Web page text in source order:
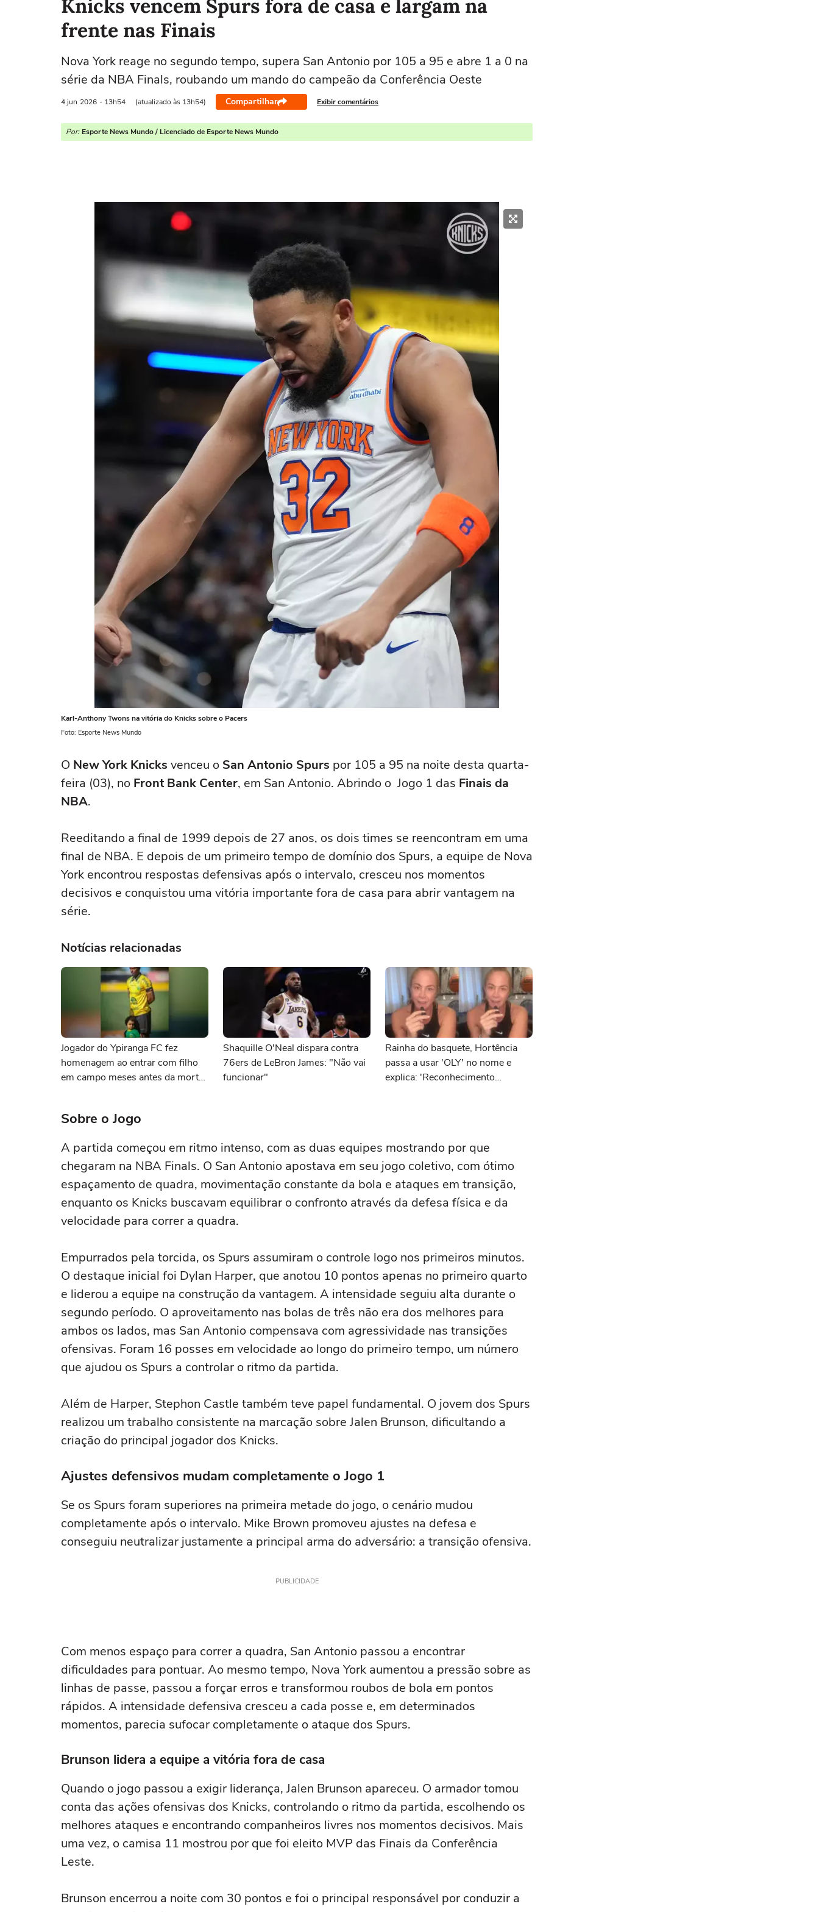
Knicks vencem Spurs fora de casa e largam na
frente nas Finais
Nova York reage no segundo tempo, supera San Antonio por 105 a 95 e abre 1 a 0 na
série da NBA Finals, roubando um mando do campeão da Conferência Oeste
4 jun 2026 - 13h54 (atualizado às 13h54) Compartilhar Exibir comentários
Por: Esporte News Mundo / Licenciado de Esporte News Mundo
Karl-Anthony Twons na vitória do Knicks sobre o Pacers
Foto: Esporte News Mundo
O New York Knicks venceu o San Antonio Spurs por 105 a 95 na noite desta quarta-
feira (03), no Front Bank Center, em San Antonio. Abrindo o Jogo 1 das Finais da
NBA.
Reeditando a final de 1999 depois de 27 anos, os dois times se reencontram em uma
final de NBA. E depois de um primeiro tempo de domínio dos Spurs, a equipe de Nova
York encontrou respostas defensivas após o intervalo, cresceu nos momentos
decisivos e conquistou uma vitória importante fora de casa para abrir vantagem na
série.
Notícias relacionadas
Jogador do Ypiranga FC fez
homenagem ao entrar com filho
em campo meses antes da morte
Shaquille O'Neal dispara contra
76ers de LeBron James: "Não vai
funcionar"
Rainha do basquete, Hortência
passa a usar 'OLY' no nome e
explica: 'Reconhecimento
Sobre o Jogo
A partida começou em ritmo intenso, com as duas equipes mostrando por que
chegaram na NBA Finals. O San Antonio apostava em seu jogo coletivo, com ótimo
espaçamento de quadra, movimentação constante da bola e ataques em transição,
enquanto os Knicks buscavam equilibrar o confronto através da defesa física e da
velocidade para correr a quadra.
Empurrados pela torcida, os Spurs assumiram o controle logo nos primeiros minutos.
O destaque inicial foi Dylan Harper, que anotou 10 pontos apenas no primeiro quarto
e liderou a equipe na construção da vantagem. A intensidade seguiu alta durante o
segundo período. O aproveitamento nas bolas de três não era dos melhores para
ambos os lados, mas San Antonio compensava com agressividade nas transições
ofensivas. Foram 16 posses em velocidade ao longo do primeiro tempo, um número
que ajudou os Spurs a controlar o ritmo da partida.
Além de Harper, Stephon Castle também teve papel fundamental. O jovem dos Spurs
realizou um trabalho consistente na marcação sobre Jalen Brunson, dificultando a
criação do principal jogador dos Knicks.
Ajustes defensivos mudam completamente o Jogo 1
Se os Spurs foram superiores na primeira metade do jogo, o cenário mudou
completamente após o intervalo. Mike Brown promoveu ajustes na defesa e
conseguiu neutralizar justamente a principal arma do adversário: a transição ofensiva.
PUBLICIDADE
Com menos espaço para correr a quadra, San Antonio passou a encontrar
dificuldades para pontuar. Ao mesmo tempo, Nova York aumentou a pressão sobre as
linhas de passe, passou a forçar erros e transformou roubos de bola em pontos
rápidos. A intensidade defensiva cresceu a cada posse e, em determinados
momentos, parecia sufocar completamente o ataque dos Spurs.
Brunson lidera a equipe a vitória fora de casa
Quando o jogo passou a exigir liderança, Jalen Brunson apareceu. O armador tomou
conta das ações ofensivas dos Knicks, controlando o ritmo da partida, escolhendo os
melhores ataques e encontrando companheiros livres nos momentos decisivos. Mais
uma vez, o camisa 11 mostrou por que foi eleito MVP das Finais da Conferência
Leste.
Brunson encerrou a noite com 30 pontos e foi o principal responsável por conduzir a